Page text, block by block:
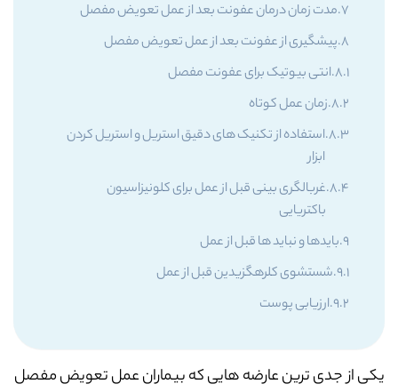
مدت زمان درمان عفونت بعد از عمل تعویض مفصل
پیشگیری از عفونت بعد از عمل تعویض مفصل
انتی بیوتیک برای عفونت مفصل
زمان عمل کوتاه
استفاده از تکنیک های دقیق استریل و استریل کردن
ابزار
غربالگری بینی قبل از عمل برای کلونیزاسیون
باکتریایی
بایدها و نباید ها قبل از عمل
شستشوی کلرهگزیدین قبل از عمل
ارزیابی پوست
یکی از جدی ترین عارضه هایی که بیماران عمل تعویض مفصل